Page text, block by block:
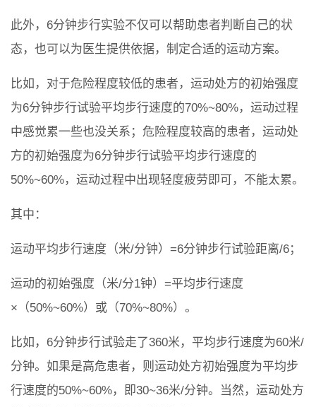
此外，6分钟步行实验不仅可以帮助患者判断自己的状
态，也可以为医生提供依据，制定合适的运动方案。
比如，对于危险程度较低的患者，运动处方的初始强度
为6分钟步行试验平均步行速度的70%~80%，运动过程
中感觉累一些也没关系；危险程度较高的患者，运动处
方的初始强度为6分钟步行试验平均步行速度的
50%~60%，运动过程中出现轻度疲劳即可，不能太累。
其中：
运动平均步行速度（米/分钟）=6分钟步行试验距离/6；
运动的初始强度（米/分1钟）=平均步行速度
×（50%~60%）或（70%~80%）。
比如，6分钟步行试验走了360米，平均步行速度为60米/
分钟。如果是高危患者，则运动处方初始强度为平均步
行速度的50%~60%，即30~36米/分钟。当然，运动处方